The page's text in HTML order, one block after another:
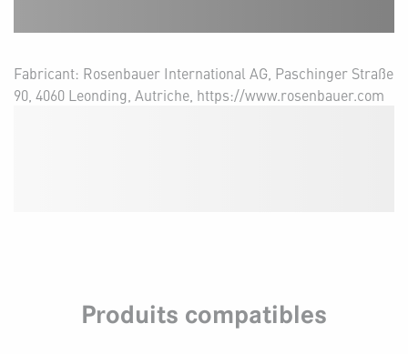
Fabricant: Rosenbauer International AG, Paschinger Straße
90, 4060 Leonding, Autriche, https://www.rosenbauer.com
Produits compatibles